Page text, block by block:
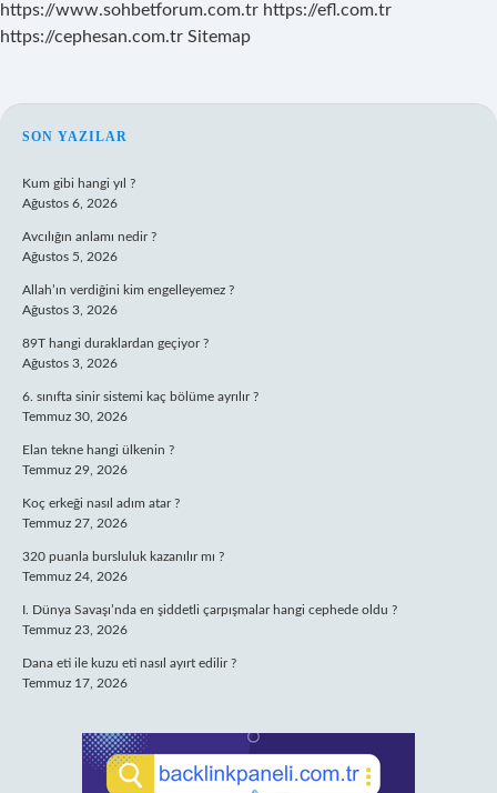
https://www.sohbetforum.com.tr https://efl.com.tr
https://cephesan.com.tr Sitemap
SIDEBAR
SON YAZILAR
Kum gibi hangi yıl ?
Ağustos 6, 2026
Avcılığın anlamı nedir ?
Ağustos 5, 2026
Allah’ın verdiğini kim engelleyemez ?
Ağustos 3, 2026
89T hangi duraklardan geçiyor ?
Ağustos 3, 2026
6. sınıfta sinir sistemi kaç bölüme ayrılır ?
Temmuz 30, 2026
Elan tekne hangi ülkenin ?
Temmuz 29, 2026
Koç erkeği nasıl adım atar ?
Temmuz 27, 2026
320 puanla bursluluk kazanılır mı ?
Temmuz 24, 2026
I. Dünya Savaşı’nda en şiddetli çarpışmalar hangi cephede oldu ?
Temmuz 23, 2026
Dana eti ile kuzu eti nasıl ayırt edilir ?
Temmuz 17, 2026